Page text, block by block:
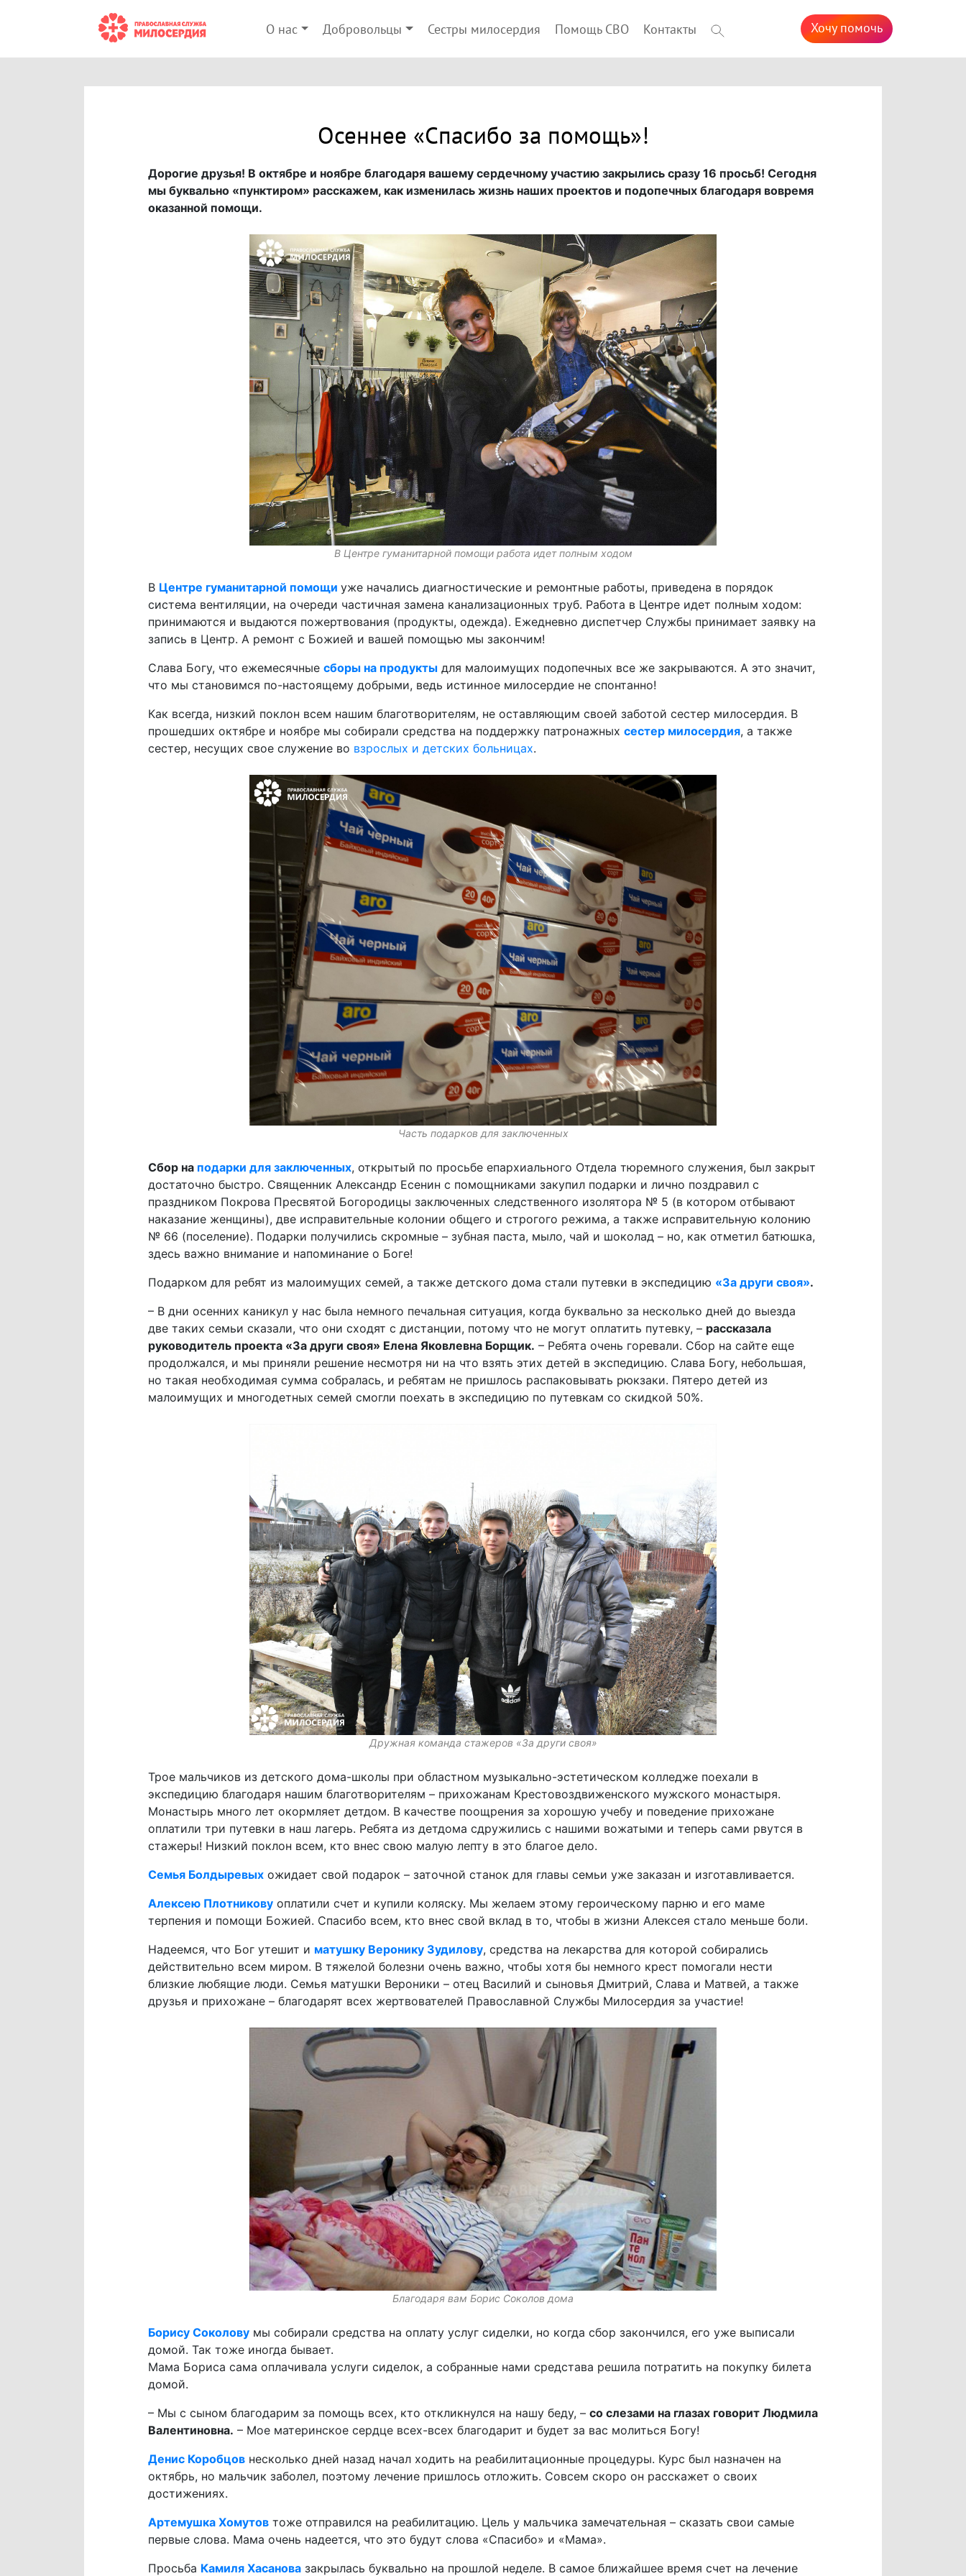
О нас Добровольцы Сестры милосердия Помощь СВО Контакты Хочу помочь
Осеннее «Спасибо за помощь»!
Дорогие друзья! В октябре и ноябре благодаря вашему сердечному участию закрылись сразу 16 просьб! Сегодня
мы буквально «пунктиром» расскажем, как изменилась жизнь наших проектов и подопечных благодаря вовремя
оказанной помощи.
В Центре гуманитарной помощи работа идет полным ходом
В Центре гуманитарной помощи уже начались диагностические и ремонтные работы, приведена в порядок
система вентиляции, на очереди частичная замена канализационных труб. Работа в Центре идет полным ходом:
принимаются и выдаются пожертвования (продукты, одежда). Ежедневно диспетчер Службы принимает заявку на
запись в Центр. А ремонт с Божией и вашей помощью мы закончим!
Слава Богу, что ежемесячные сборы на продуктыдля малоимущих подопечных все же закрываются. А это значит,
что мы становимся по-настоящему добрыми, ведь истинное милосердие не спонтанно!
Как всегда, низкий поклон всем нашим благотворителям, не оставляющим своей заботой сестер милосердия. В
прошедших октябре и ноябре мы собирали средства на поддержку патронажных сестер милосердия, а также
сестер, несущих свое служение во взрослых и детских больницах.
Часть подарков для заключенных
Сбор на подарки для заключенных, открытый по просьбе епархиального Отдела тюремного служения, был закрыт
достаточно быстро. Священник Александр Есенин с помощниками закупил подарки и лично поздравил с
праздником Покрова Пресвятой Богородицы заключенных следственного изолятора № 5 (в котором отбывают
наказание женщины), две исправительные колонии общего и строгого режима, а также исправительную колонию
№ 66 (поселение). Подарки получились скромные – зубная паста, мыло, чай и шоколад – но, как отметил батюшка,
здесь важно внимание и напоминание о Боге!
Подарком для ребят из малоимущих семей, а также детского дома стали путевки в экспедицию «За други своя».
– В дни осенних каникул у нас была немного печальная ситуация, когда буквально за несколько дней до выезда
две таких семьи сказали, что они сходят с дистанции, потому что не могут оплатить путевку, – рассказала
руководитель проекта «За други своя» Елена Яковлевна Борщик. – Ребята очень горевали. Сбор на сайте еще
продолжался, и мы приняли решение несмотря ни на что взять этих детей в экспедицию. Слава Богу, небольшая,
но такая необходимая сумма собралась, и ребятам не пришлось распаковывать рюкзаки. Пятеро детей из
малоимущих и многодетных семей смогли поехать в экспедицию по путевкам со скидкой 50%.
Дружная команда стажеров «За други своя»
Трое мальчиков из детского дома-школы при областном музыкально-эстетическом колледже поехали в
экспедицию благодаря нашим благотворителям – прихожанам Крестовоздвиженского мужского монастыря.
Монастырь много лет окормляет детдом. В качестве поощрения за хорошую учебу и поведение прихожане
оплатили три путевки в наш лагерь. Ребята из детдома сдружились с нашими вожатыми и теперь сами рвутся в
стажеры! Низкий поклон всем, кто внес свою малую лепту в это благое дело.
Семья Болдыревыхожидает свой подарок – заточной станок для главы семьи уже заказан и изготавливается.
Алексею Плотниковуоплатили счет и купили коляску. Мы желаем этому героическому парню и его маме
терпения и помощи Божией. Спасибо всем, кто внес свой вклад в то, чтобы в жизни Алексея стало меньше боли.
Надеемся, что Бог утешит и матушку Веронику Зудилову, средства на лекарства для которой собирались
действительно всем миром. В тяжелой болезни очень важно, чтобы хотя бы немного крест помогали нести
близкие любящие люди. Семья матушки Вероники – отец Василий и сыновья Дмитрий, Слава и Матвей, а также
друзья и прихожане – благодарят всех жертвователей Православной Службы Милосердия за участие!
Благодаря вам Борис Соколов дома
Борису Соколовумы собирали средства на оплату услуг сиделки, но когда сбор закончился, его уже выписали
домой. Так тоже иногда бывает.
Мама Бориса сама оплачивала услуги сиделок, а собранные нами средстава решила потратить на покупку билета
домой.
– Мы с сыном благодарим за помощь всех, кто откликнулся на нашу беду, – со слезами на глазах говорит Людмила
Валентиновна. – Мое материнское сердце всех-всех благодарит и будет за вас молиться Богу!
Денис Коробцовнесколько дней назад начал ходить на реабилитационные процедуры. Курс был назначен на
октябрь, но мальчик заболел, поэтому лечение пришлось отложить. Совсем скоро он расскажет о своих
достижениях.
Артемушка Хомутовтоже отправился на реабилитацию. Цель у мальчика замечательная – сказать свои самые
первые слова. Мама очень надеется, что это будут слова «Спасибо» и «Мама».
Просьба Камиля Хасановазакрылась буквально на прошлой неделе. В самое ближайшее время счет на лечение